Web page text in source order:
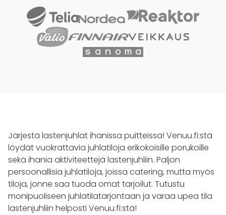
Järjestä lastenjuhlat ihanissa puitteissa! Venuu.fi:stä
löydät vuokrattavia juhlatiloja erikokoisille porukoille
sekä ihania aktiviteettejä lastenjuhliin. Paljon
persoonallisia juhlatiloja, joissa catering, mutta myös
tiloja, jonne saa tuoda omat tarjoilut. Tutustu
monipuoliseen juhlatilatarjontaan ja varaa upea tila
lastenjuhliin helposti Venuu.fi:stä!